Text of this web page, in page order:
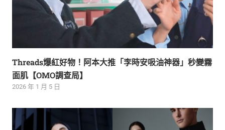
Threads爆紅好物！阿本大推「李時安吸油神器」秒變霧
面肌【OMO調查局】
2026 年 1 月 5 日